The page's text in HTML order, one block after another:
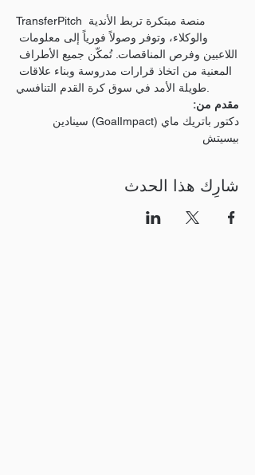
TransferPitch منصة مبتكرة تربط الأندية
والوكلاء، وتوفر وصولاً فورياً إلى معلومات
اللاعبين وفرص المناقصات. تُمكّن جميع الأطراف
المعنية من اتخاذ قرارات مدروسة وبناء علاقات
مقدم من:
دكتور باتريك ماي (GoalImpact) سينادين
بيسيتش
شارِك هذا الحدث